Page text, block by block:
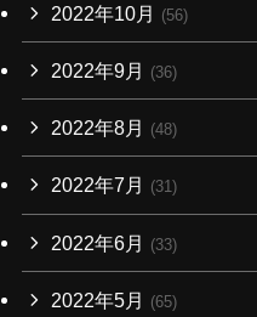
2022年10月 (56)
2022年9月 (36)
2022年8月 (48)
2022年7月 (31)
2022年6月 (33)
2022年5月 (65)